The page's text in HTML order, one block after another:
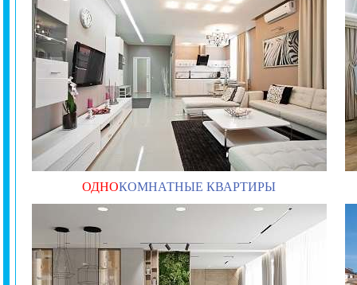
ОДНОКОМНАТНЫЕ КВАРТИРЫ